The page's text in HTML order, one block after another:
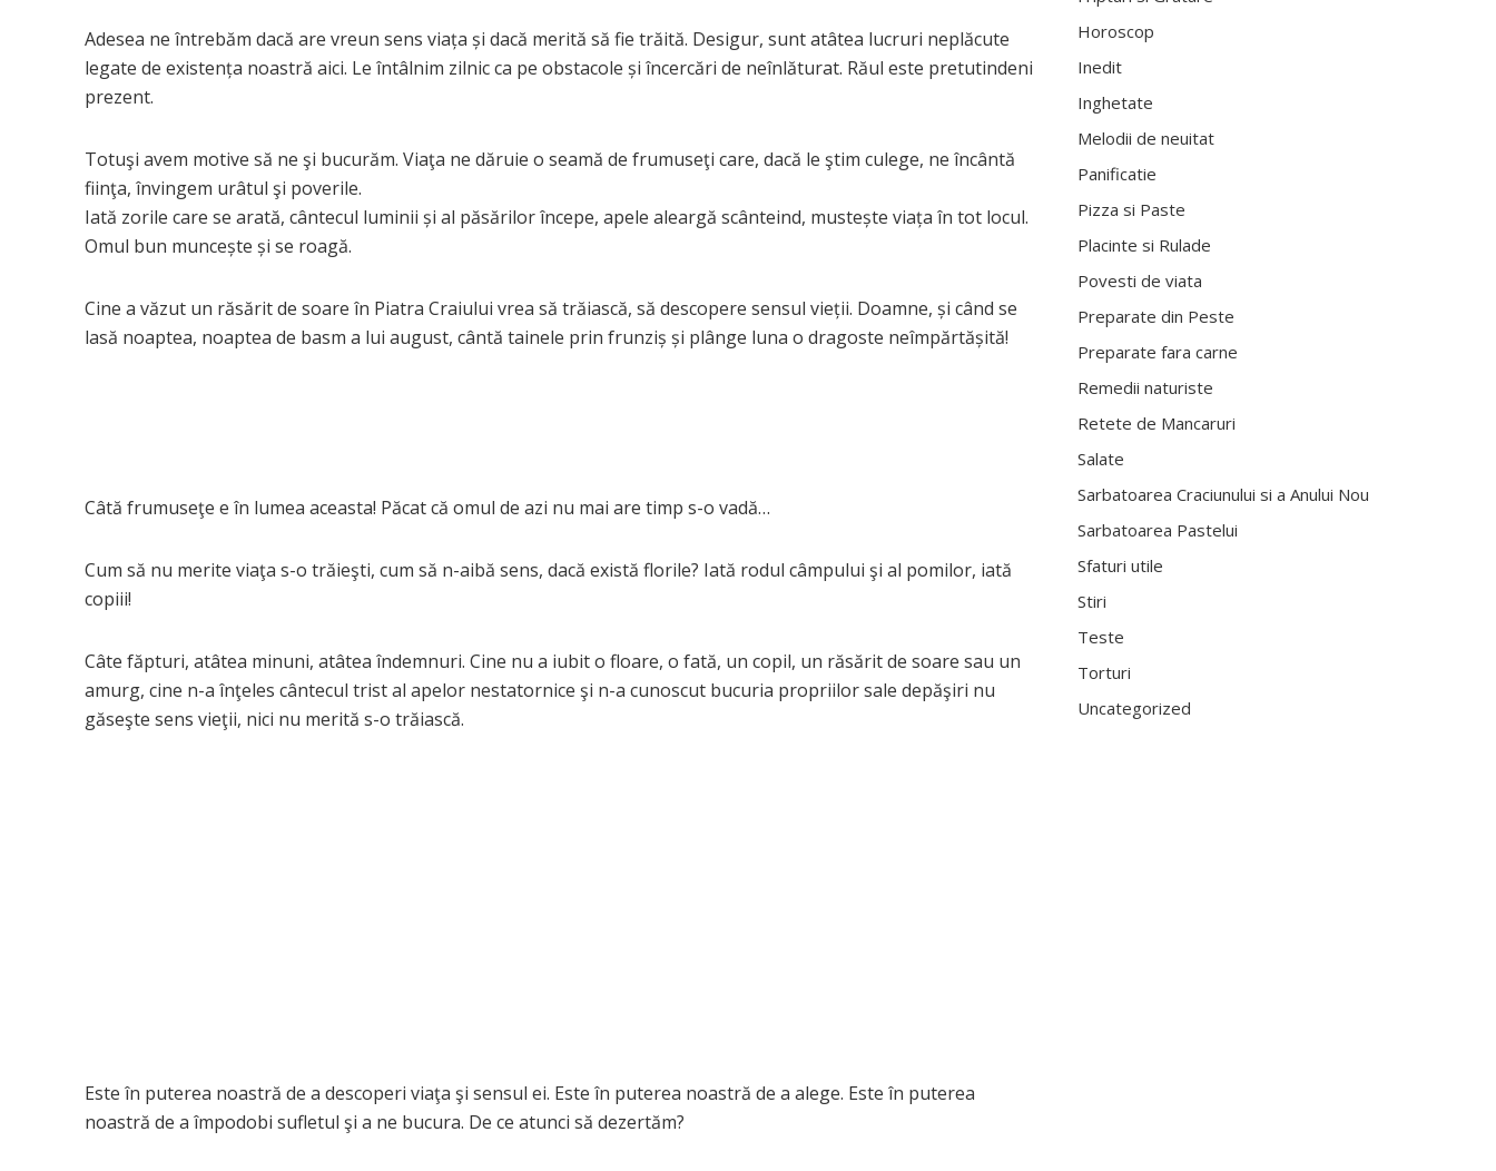
Adesea ne întrebăm dacă are vreun sens viaţa şi dacă merită să fie trăită. Desigur, sunt atâtea lucruri neplăcute
legate de existenţa noastră aici. Le întâlnim zilnic ca pe obstacole şi încercări de neînlăturat. Răul este pretutindeni
prezent.
Totuşi avem motive să ne şi bucurăm. Viaţa ne dăruie o seamă de frumuseţi care, dacă le ştim culege, ne încântă
fiinţa, învingem urâtul şi poverile.
Iată zorile care se arată, cântecul luminii şi al păsărilor începe, apele aleargă scânteind, musteşte viaţa în tot locul.
Omul bun munceşte şi se roagă.
Cine a văzut un răsărit de soare în Piatra Craiului vrea să trăiască, să descopere sensul vieţii. Doamne, şi când se
lasă noaptea, noaptea de basm a lui august, cântă tainele prin frunziş şi plânge luna o dragoste neîmpărtăşită!
Câtă frumuseţe e în lumea aceasta! Păcat că omul de azi nu mai are timp s-o vadă…
Cum să nu merite viaţa s-o trăieşti, cum să n-aibă sens, dacă există florile? Iată rodul câmpului şi al pomilor, iată
copiii!
Câte făpturi, atâtea minuni, atâtea îndemnuri. Cine nu a iubit o floare, o fată, un copil, un răsărit de soare sau un
amurg, cine n-a înţeles cântecul trist al apelor nestatornice şi n-a cunoscut bucuria propriilor sale depăşiri nu
găseşte sens vieţii, nici nu merită s-o trăiască.
Este în puterea noastră de a descoperi viaţa şi sensul ei. Este în puterea noastră de a alege. Este în puterea
noastră de a împodobi sufletul şi a ne bucura. De ce atunci să dezertăm?
Horoscop
Inedit
Inghetate
Melodii de neuitat
Panificatie
Pizza si Paste
Placinte si Rulade
Povesti de viata
Preparate din Peste
Preparate fara carne
Remedii naturiste
Retete de Mancaruri
Salate
Sarbatoarea Craciunului si a Anului Nou
Sarbatoarea Pastelui
Sfaturi utile
Stiri
Teste
Torturi
Uncategorized